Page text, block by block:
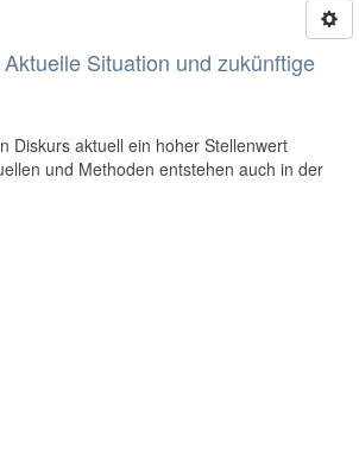
Situation und zukünftige
Diskurs aktuell ein hoher Stellenwert
und Methoden entstehen auch in der